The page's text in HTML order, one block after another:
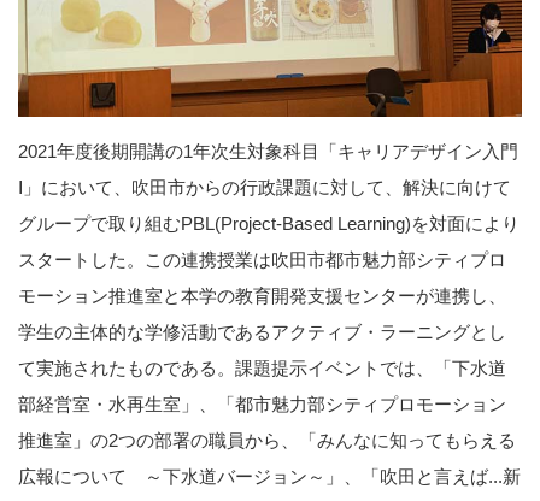
2021年度後期開講の1年次生対象科目「キャリアデザイン入門
Ⅰ」において、吹田市からの行政課題に対して、解決に向けて
グループで取り組むPBL(Project-Based Learning)を対面により
スタートした。この連携授業は吹田市都市魅力部シティプロ
モーション推進室と本学の教育開発支援センターが連携し、
学生の主体的な学修活動であるアクティブ・ラーニングとし
て実施されたものである。課題提示イベントでは、「下水道
部経営室・水再生室」、「都市魅力部シティプロモーション
推進室」の2つの部署の職員から、「みんなに知ってもらえる
広報について ～下水道バージョン～」、「吹田と言えば...新